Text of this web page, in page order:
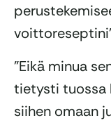
”Eikä minua
tietysti tuossa
siihen omaan